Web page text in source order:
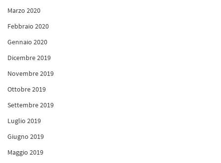
Marzo 2020
Febbraio 2020
Gennaio 2020
Dicembre 2019
Novembre 2019
Ottobre 2019
Settembre 2019
Luglio 2019
Giugno 2019
Maggio 2019